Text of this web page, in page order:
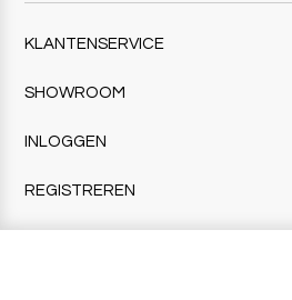
KLANTENSERVICE
SHOWROOM
INLOGGEN
REGISTREREN